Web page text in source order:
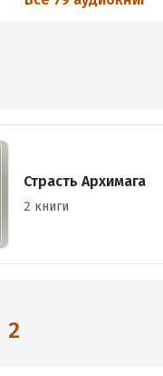
Страсть Архимага
2 книги
2